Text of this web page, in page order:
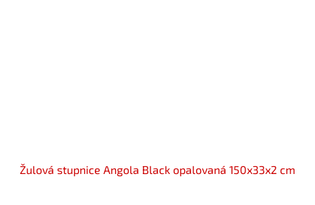
Žulová stupnice Angola Black opalovaná 150x33x2 cm